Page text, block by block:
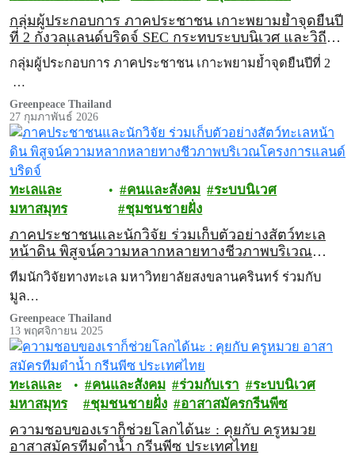
กลุ่มผู้ประกอบการ ภาคประชาชน เกาะพยามย้ำจุดยืนปี
ที่ 2 กังวลแลนด์บริดจ์ SEC กระทบระบบนิเวศ และวิถี
ชีวิตชายฝั่ง
กลุ่มผู้ประกอบการ ภาคประชาชน เกาะพยามย้ำจุดยืนปีที่ 2
…
Greenpeace Thailand
27 กุมภาพันธ์ 2026
ทะเลและ
มหาสมุทร
คนและสังคม
ระบบนิเวศ
ชุมชนชายฝั่ง
ภาคประชาชนและนักวิจัย ร่วมเก็บตัวอย่างสัตว์ทะเล
หน้าดิน พิสูจน์ความหลากหลายทางชีวภาพบริเวณ
โครงการแลนด์บริดจ์
ทีมนักวิจัยทางทะเล มหาวิทยาลัยสงขลานครินทร์ ร่วมกับ
มูล…
Greenpeace Thailand
13 พฤศจิกายน 2025
ทะเลและ
มหาสมุทร
คนและสังคม ร่วมกับเรา
ระบบนิเวศ
ชุมชนชายฝั่ง
อาสาสมัครกรีนพีซ
ความชอบของเราก็ช่วยโลกได้นะ : คุยกับ ครูหมวย
อาสาสมัครทีมดำน้ำ กรีนพีซ ประเทศไทย